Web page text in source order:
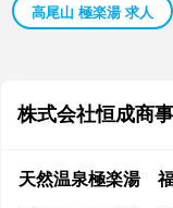
高尾山 極楽湯 求人
株式会社恒成商
天然温泉極楽湯